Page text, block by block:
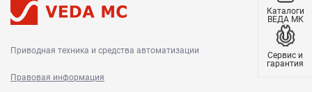
Приводная техника и средства автоматизации
Правовая информация
Каталоги
ВЕДА МК
Сервис и
гарантия